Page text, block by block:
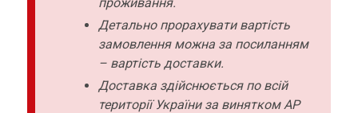
Детально прорахувати вартість
замовлення можна за посиланням
– вартість доставки.
Доставка здійснюється по всій
території України за винятком АР